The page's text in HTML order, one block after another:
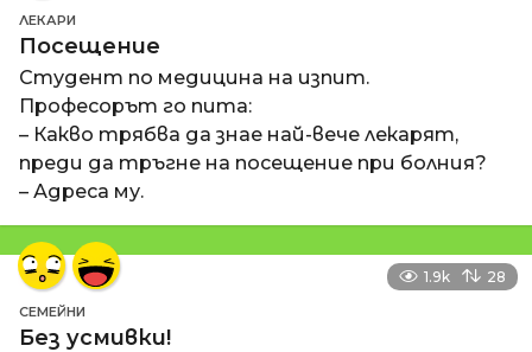
ЛЕКАРИ
Посещение
Студент по медицина на изпит.
Професорът го пита:
– Какво трябва да знае най-вече лекарят,
преди да тръгне на посещение при болния?
– Адреса му.
1.9k 28
СЕМЕЙНИ
Без усмивки!